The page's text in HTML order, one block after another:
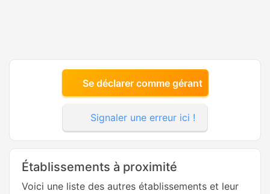
Se déclarer comme gérant
Signaler une erreur ici !
Établissements à proximité
Voici une liste des autres établissements et leur